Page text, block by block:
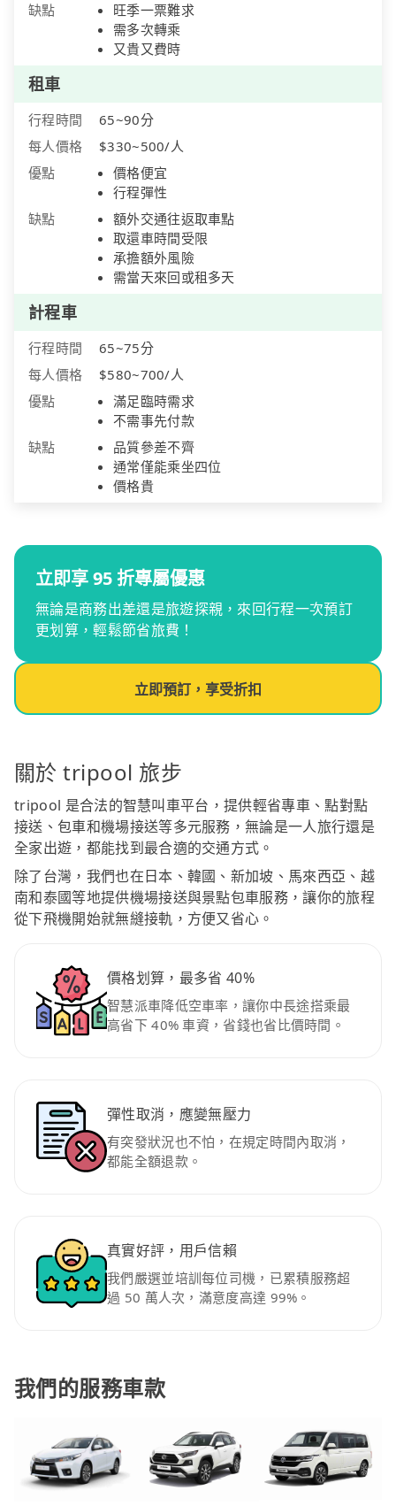
缺點
旺季一票難求
需多次轉乘
又貴又費時
租車
行程時間
65~90分
每人價格
$330~500/人
優點
價格便宜
行程彈性
缺點
額外交通往返取車點
取還車時間受限
承擔額外風險
需當天來回或租多天
計程車
行程時間
65~75分
每人價格
$580~700/人
優點
滿足臨時需求
不需事先付款
缺點
品質參差不齊
通常僅能乘坐四位
價格貴
立即享 95 折專屬優惠
無論是商務出差還是旅遊探親，來回行程一次預訂
更划算，輕鬆節省旅費！
立即預訂，享受折扣
關於 tripool 旅步
tripool 是合法的智慧叫車平台，提供輕省專車、點對點
接送、包車和機場接送等多元服務，無論是一人旅行還是
全家出遊，都能找到最合適的交通方式。
除了台灣，我們也在日本、韓國、新加坡、馬來西亞、越
南和泰國等地提供機場接送與景點包車服務，讓你的旅程
從下飛機開始就無縫接軌，方便又省心。
價格划算，最多省 40%
智慧派車降低空車率，讓你中長途搭乘最
高省下 40% 車資，省錢也省比價時間。
彈性取消，應變無壓力
有突發狀況也不怕，在規定時間內取消，
都能全額退款。
真實好評，用戶信賴
我們嚴選並培訓每位司機，已累積服務超
過 50 萬人次，滿意度高達 99%。
我們的服務車款